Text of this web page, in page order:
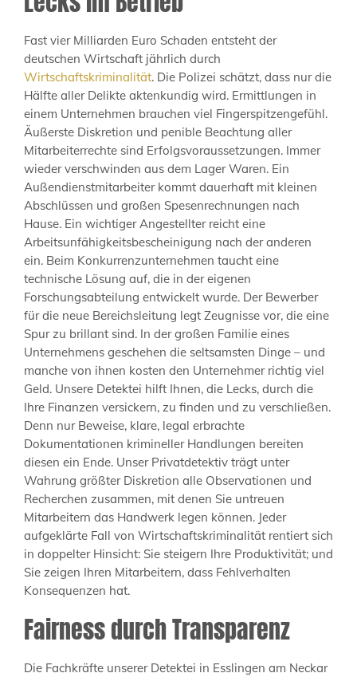
Fast vier Milliarden Euro Schaden entsteht der
deutschen Wirtschaft jährlich durch
Wirtschaftskriminalität. Die Polizei schätzt, dass nur die
Hälfte aller Delikte aktenkundig wird. Ermittlungen in
einem Unternehmen brauchen viel Fingerspitzengefühl.
Äußerste Diskretion und penible Beachtung aller
Mitarbeiterrechte sind Erfolgsvoraussetzungen. Immer
wieder verschwinden aus dem Lager Waren. Ein
Außendienstmitarbeiter kommt dauerhaft mit kleinen
Abschlüssen und großen Spesenrechnungen nach
Hause. Ein wichtiger Angestellter reicht eine
Arbeitsunfähigkeitsbescheinigung nach der anderen
ein. Beim Konkurrenzunternehmen taucht eine
technische Lösung auf, die in der eigenen
Forschungsabteilung entwickelt wurde. Der Bewerber
für die neue Bereichsleitung legt Zeugnisse vor, die eine
Spur zu brillant sind. In der großen Familie eines
Unternehmens geschehen die seltsamsten Dinge – und
manche von ihnen kosten den Unternehmer richtig viel
Geld. Unsere Detektei hilft Ihnen, die Lecks, durch die
Ihre Finanzen versickern, zu finden und zu verschließen.
Denn nur Beweise, klare, legal erbrachte
Dokumentationen krimineller Handlungen bereiten
diesen ein Ende. Unser Privatdetektiv trägt unter
Wahrung größter Diskretion alle Observationen und
Recherchen zusammen, mit denen Sie untreuen
Mitarbeitern das Handwerk legen können. Jeder
aufgeklärte Fall von Wirtschaftskriminalität rentiert sich
in doppelter Hinsicht: Sie steigern Ihre Produktivität; und
Sie zeigen Ihren Mitarbeitern, dass Fehlverhalten
Konsequenzen hat.
Fairness durch Transparenz
Die Fachkräfte unserer Detektei in Esslingen am Neckar